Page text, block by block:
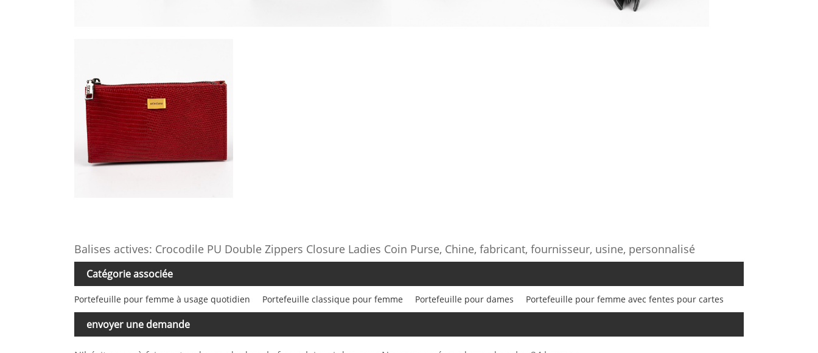
Balises actives: Crocodile PU Double Zippers Closure Ladies Coin Purse, Chine, fabricant, fournisseur, usine, personnalisé
Catégorie associée
Portefeuille pour femme à usage quotidien Portefeuille classique pour femme Portefeuille pour dames Portefeuille pour femme avec fentes pour cartes
envoyer une demande